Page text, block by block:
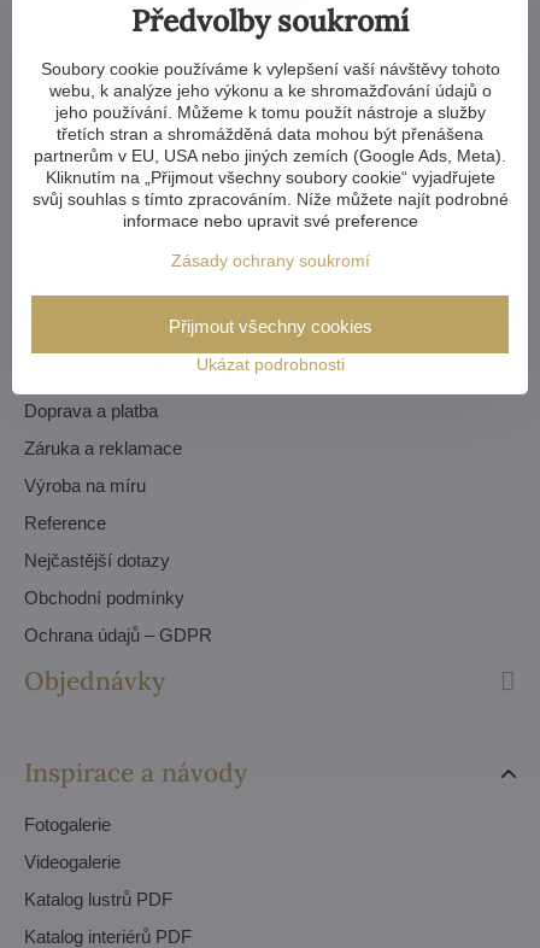
Vše o nákupu
Doprava a platba
Záruka a reklamace
Výroba na míru
Reference
Nejčastější dotazy
Obchodní podmínky
Ochrana údajů – GDPR
Objednávky
Inspirace a návody
Fotogalerie
Videogalerie
Katalog lustrů PDF
Katalog interiérů PDF
Křišťálově jasné odpovědi
725 087 878​
(Po-Pá 8:00-16:00)
vavrova​@artcrystal​.cz
Předvolby soukromí
Soubory cookie používáme k vylepšení vaší návštěvy tohoto
webu, k analýze jeho výkonu a ke shromažďování údajů o
jeho používání. Můžeme k tomu použít nástroje a služby
třetích stran a shromážděná data mohou být přenášena
partnerům v EU, USA nebo jiných zemích (Google Ads, Meta).
Kliknutím na „Přijmout všechny soubory cookie“ vyjadřujete
svůj souhlas s tímto zpracováním. Níže můžete najít podrobné
informace nebo upravit své preference
Zásady ochrany soukromí
Ukázat podrobnosti
Přijmout všechny cookies